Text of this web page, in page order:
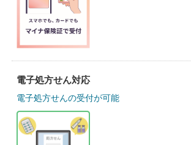
電子処方せん対応
電子処方せんの受付が可能